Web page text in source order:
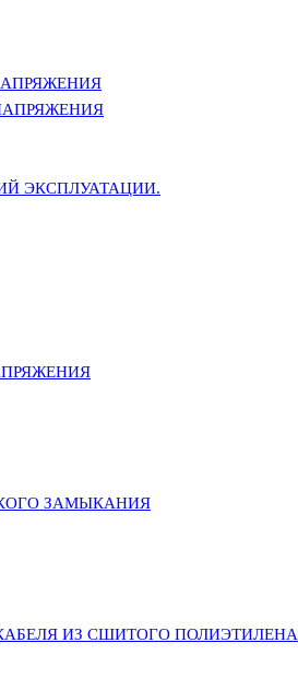
ЭКСПЛУАТАЦИИ.
ЗАМЫКАНИЯ
ИЗ СШИТОГО ПОЛИЭТИЛЕНА